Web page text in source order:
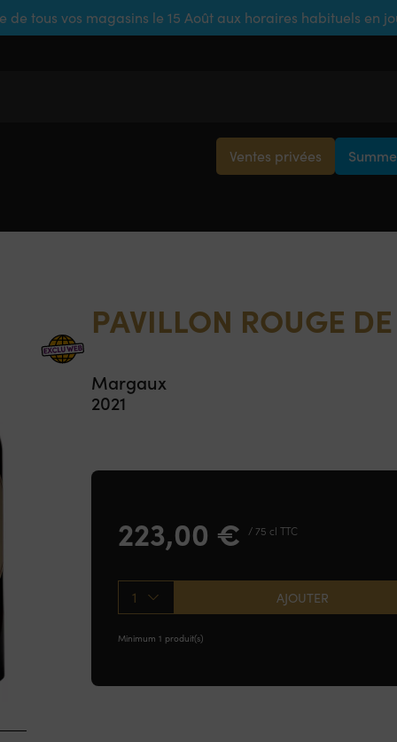
tous vos magasins le 15 Août aux horaires habituels en
Ventes privées
PAVILLON ROUGE
Margaux
2021
223,00 € / 75 cl TTC
1 AJOUTER
Minimum 1 produit(s)